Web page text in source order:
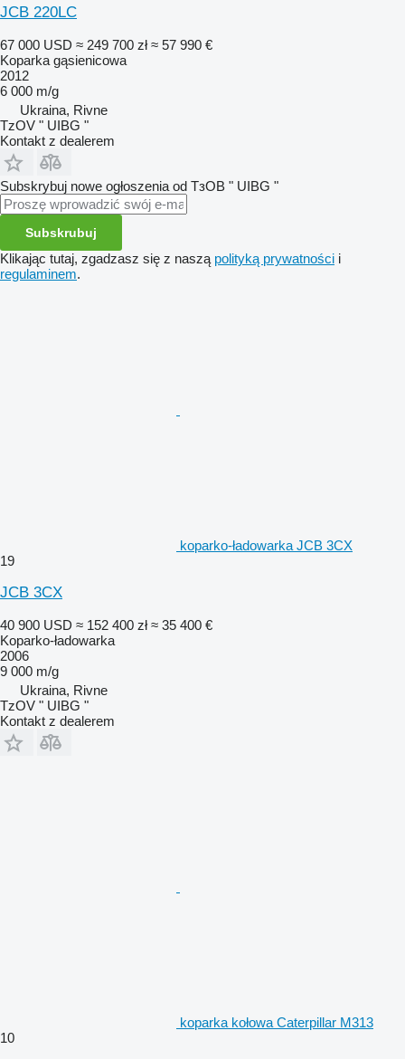
JCB 220LC
67 000 USD ≈ 249 700 zł ≈ 57 990 €
Koparka gąsienicowa
2012
6 000 m/g
Ukraina, Rivne
TzOV " UIBG "
Kontakt z dealerem
Subskrybuj nowe ogłoszenia od ТзОВ " UIBG "
Subskrubuj
Klikając tutaj, zgadzasz się z naszą polityką prywatności i
regulaminem.
koparko-ładowarka JCB 3CX
19
JCB 3CX
40 900 USD ≈ 152 400 zł ≈ 35 400 €
Koparko-ładowarka
2006
9 000 m/g
Ukraina, Rivne
TzOV " UIBG "
Kontakt z dealerem
koparka kołowa Caterpillar M313
10